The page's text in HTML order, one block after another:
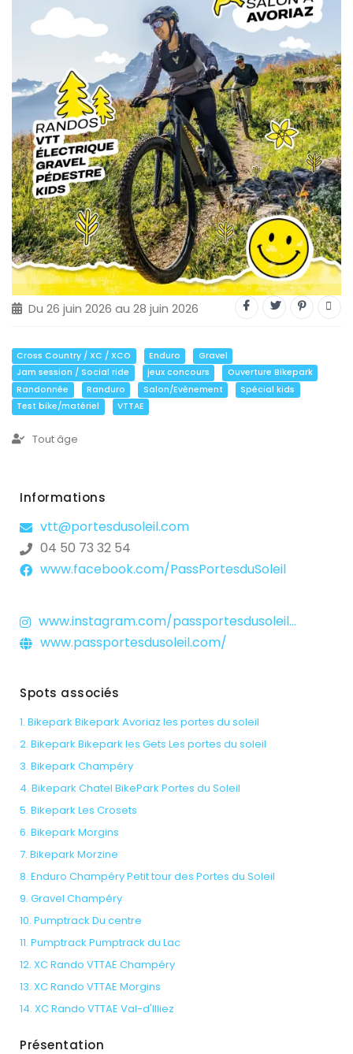
Trial
XC Rando - VTTAE
Constructeurs-Shapers
Derniers commentaires
Du 26 juin 2026 au 28 juin 2026
Cross Country / XC / XCO Enduro
Gravel
Jam session / Social ride
jeux concours
Ouverture Bikepark
Randonnée
Randuro Salon/Evènement
Spécial kids
Test bike/matériel
VTTAE
Tout âge
Informations
vtt@portesdusoleil.com
04 50 73 32 54
www.facebook.com/PassPortesduSoleil
www.instagram.com/passportesdusoleil/?fbclid=IwY2xjawOSNFBleHRuA2FlbQIxMABicmlkETBDTXZ2cXZDSHFEV0ZzcDg2c3J0YwZhcHBfaWQQMjIyMDM5MTc4ODIwMDg5MgABHoCbxsvBK7y0Awetf2hUGX39zG1PGloR_dAAqzoxGygLk9qmBpiXJJ3jCsIw_aem_4PEHkoH0arJrlrmbpcuChA
www.passportesdusoleil.com/
Spots associés
1. Bikepark Bikepark Avoriaz les portes du soleil
2. Bikepark Bikepark les Gets Les portes du soleil
3. Bikepark Champéry
4. Bikepark Chatel BikePark Portes du Soleil
5. Bikepark Les Crosets
6. Bikepark Morgins
7. Bikepark Morzine
8. Enduro Champéry Petit tour des Portes du Soleil
9. Gravel Champéry
10. Pumptrack Du centre
11. Pumptrack Pumptrack du Lac
12. XC Rando VTTAE Champéry
13. XC Rando VTTAE Morgins
14. XC Rando VTTAE Val-d'Illiez
Présentation